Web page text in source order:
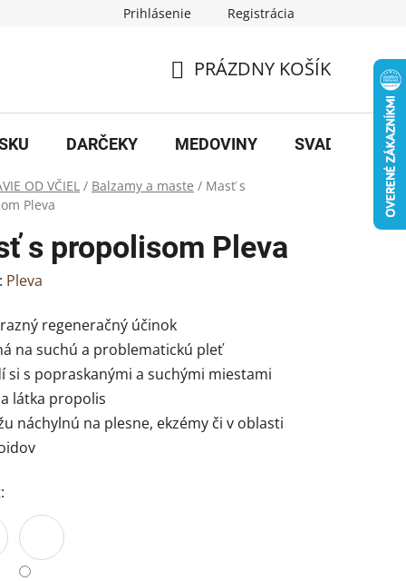
Prihlásenie Registrácia
KOŠÍK
PRÁZDNY KOŠÍK
DARČEKY MEDOVINY SVADBA
OD VČIEL / Balzamy a maste / Masť s
Pleva
s propolisom Pleva
Pleva
regeneračný účinok
na suchú a problematickú pleť
si s popraskanými a suchými miestami
látka propolis
náchylnú na plesne, ekzémy či v oblasti